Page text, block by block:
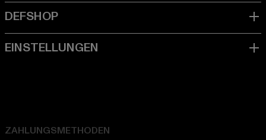
ZAHLUNGSMETHODEN